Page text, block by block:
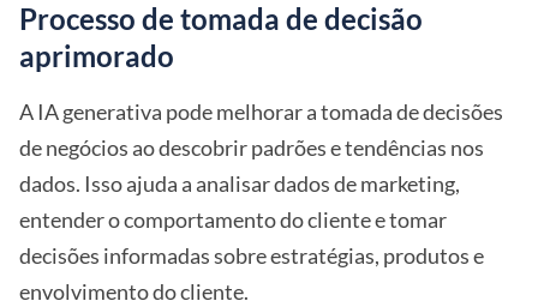
Processo de tomada de decisão
aprimorado
A IA generativa pode melhorar a tomada de decisões
de negócios ao descobrir padrões e tendências nos
dados. Isso ajuda a analisar dados de marketing,
entender o comportamento do cliente e tomar
decisões informadas sobre estratégias, produtos e
envolvimento do cliente.